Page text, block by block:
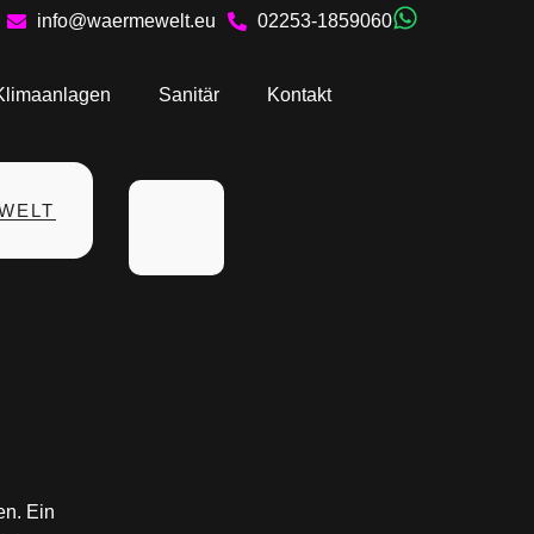
info@waermewelt.eu 02253-1859060
Sanitär Kontakt
Ein